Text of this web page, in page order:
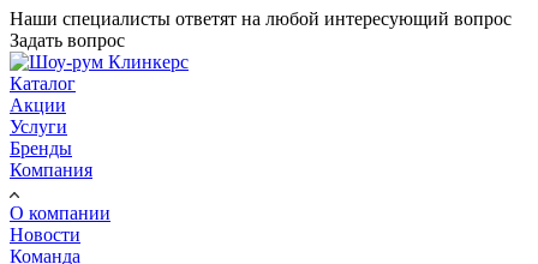
Наши специалисты ответят на любой интересующий вопрос
Задать вопрос
Каталог
Акции
Услуги
Бренды
Компания
О компании
Новости
Команда